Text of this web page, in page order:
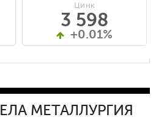
Цинк
3 598
+0.01%
МЕТАЛЛУРГИЯ